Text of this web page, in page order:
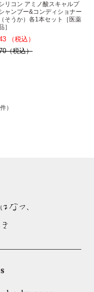
リコン アミノ酸スキャルプ
ャンプー&コンディショナー
そうか）各1本セット［医薬
］
（税込）
（税込）
）